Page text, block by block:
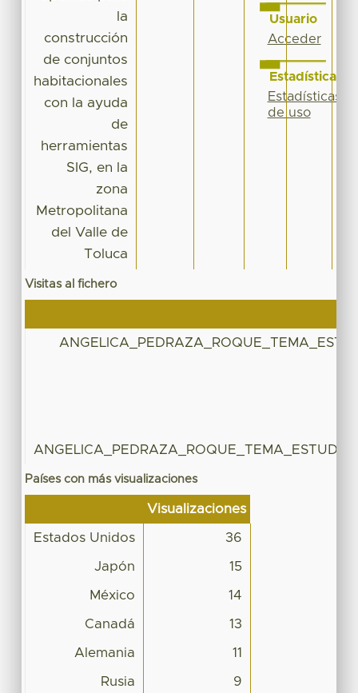
la
construcción
de conjuntos
habitacionales
con la ayuda
de
herramientas
SIG, en la
zona
Metropolitana
del Valle de
Toluca
Visitas al fichero
Países con más visualizaciones
Visualizaciones
Estados Unidos 36
Japón 15
México 14
Canadá 13
Alemania 11
Rusia 9
Usuario
Acceder
Estadísticas
Estadísticas
de uso